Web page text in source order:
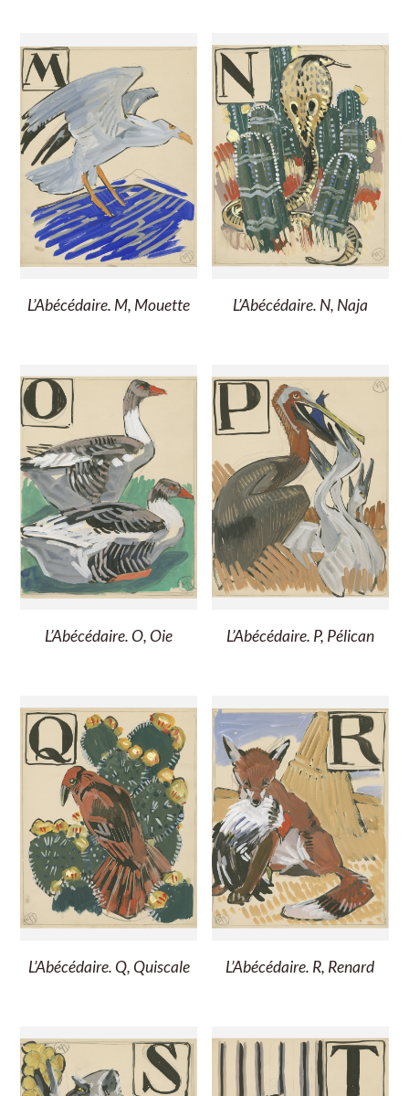
L’Abécédaire. M, Mouette L’Abécédaire. N, Naja
L’Abécédaire. O, Oie L’Abécédaire. P, Pélican
L’Abécédaire. Q, Quiscale L’Abécédaire. R, Renard